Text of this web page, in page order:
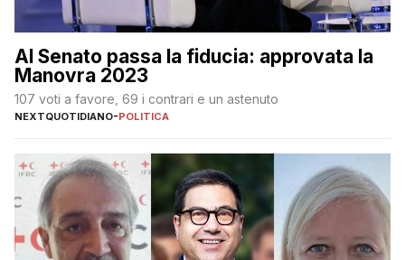
Al Senato passa la fiducia: approvata la
Manovra 2023
107 voti a favore, 69 i contrari e un astenuto
NEXTQUOTIDIANO-POLITICA